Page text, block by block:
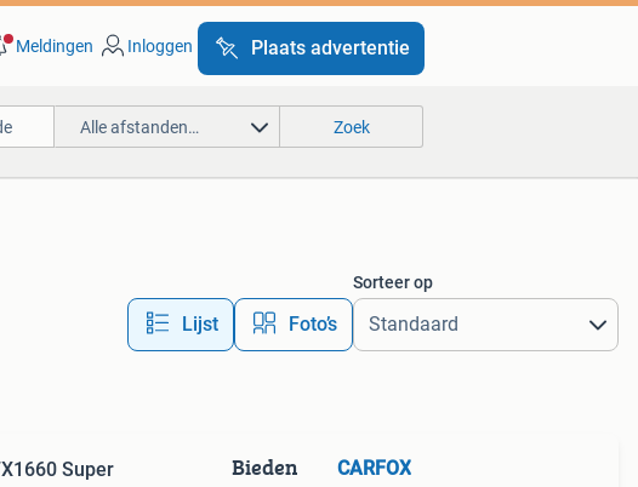
Meldingen Inloggen Plaats advertentie
Alle afstanden… Zoek
Lijst Foto’s
Sorteer op
Super
Bieden CARFOX